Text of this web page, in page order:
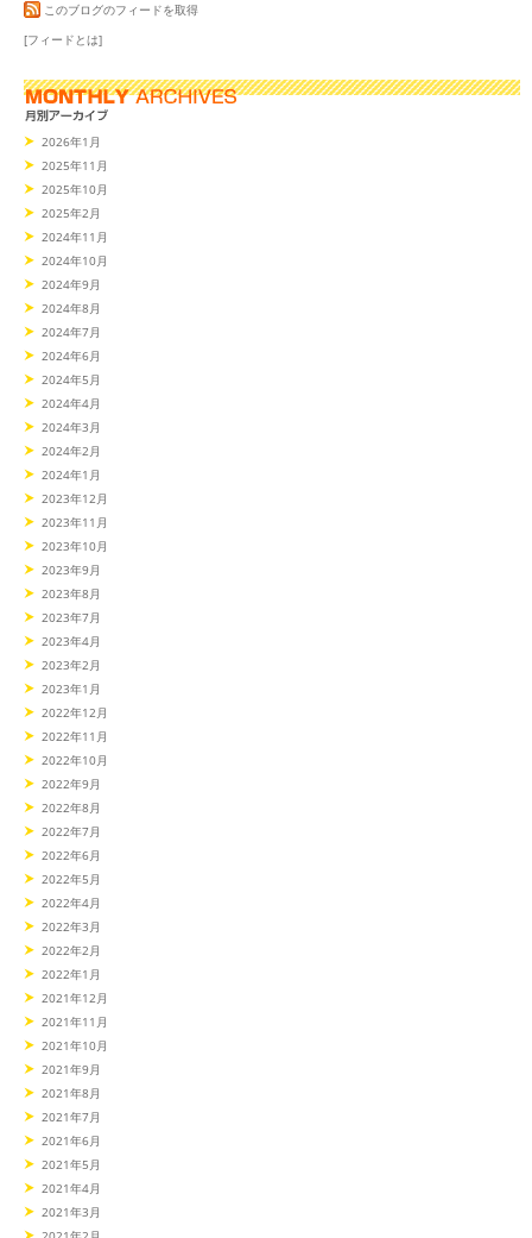
このブログのフィードを取得
[フィードとは]
2026年1月
2025年11月
2025年10月
2025年2月
2024年11月
2024年10月
2024年9月
2024年8月
2024年7月
2024年6月
2024年5月
2024年4月
2024年3月
2024年2月
2024年1月
2023年12月
2023年11月
2023年10月
2023年9月
2023年8月
2023年7月
2023年4月
2023年2月
2023年1月
2022年12月
2022年11月
2022年10月
2022年9月
2022年8月
2022年7月
2022年6月
2022年5月
2022年4月
2022年3月
2022年2月
2022年1月
2021年12月
2021年11月
2021年10月
2021年9月
2021年8月
2021年7月
2021年6月
2021年5月
2021年4月
2021年3月